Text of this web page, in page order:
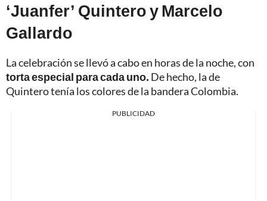
‘Juanfer’ Quintero y Marcelo
Gallardo
La celebración se llevó a cabo en horas de la noche, con
torta especial para cada uno. De hecho, la de
Quintero tenía los colores de la bandera Colombia.
PUBLICIDAD